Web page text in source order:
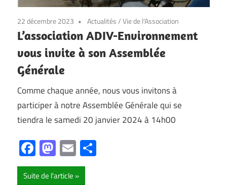
22 décembre 2023 Actualités/Vie de l'Association
L’association ADIV-Environnement
vous invite à son Assemblée
Générale
Comme chaque année, nous vous invitons à
participer à notre Assemblée Générale qui se
tiendra le samedi 20 janvier 2024 à 14h00
Facebook
Mastodon
Email
Suite de l'article